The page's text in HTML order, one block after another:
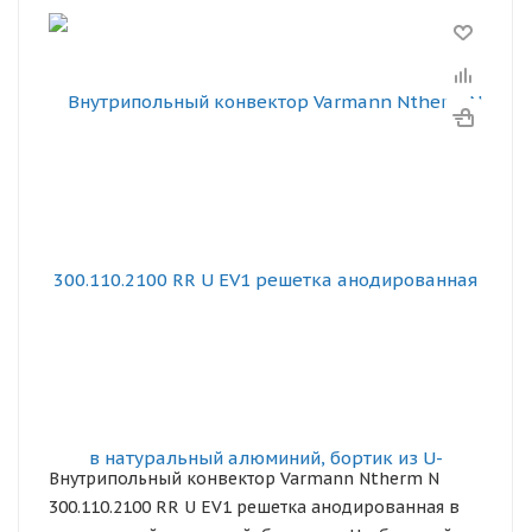
Внутрипольный конвектор Varmann Ntherm N
300.110.2100 RR U EV1 решетка анодированная в